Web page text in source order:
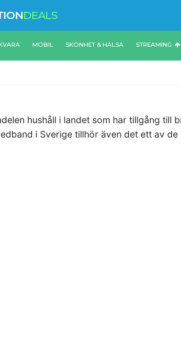
DEALS
MOBIL SKÖNHET & HÄLSA STREAMING
hushåll i landet som har tillgång till
i Sverige tillhör även det ett av